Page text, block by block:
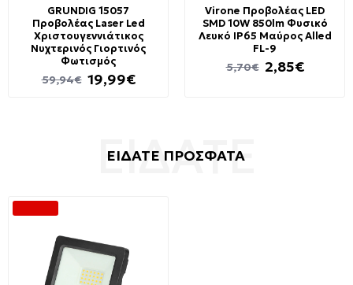
GRUNDIG 15057
Προβολέας Laser Led
Χριστουγεννιάτικος
Νυχτερινός Γιορτινός
Φωτισμός
19,99€
59,94€
Virone Προβολέας LED
SMD 10W 850lm Φυσικό
Λευκό IP65 Μαύρος Alled
FL-9
2,85€
5,70€
ΕΙΔΑΤΕ ΠΡΟΣΦΑΤΑ